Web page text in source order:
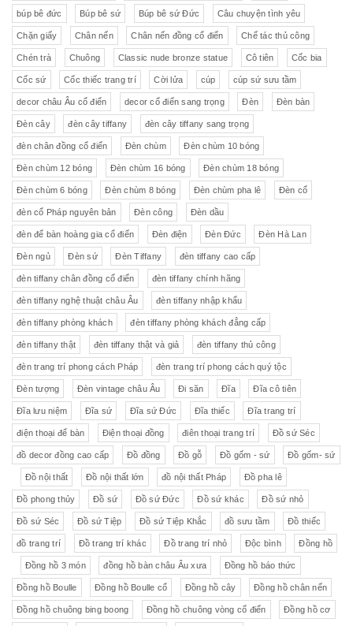
búp bê đức Búp bê sứ Búp bê sứ Đức Câu chuyện tình yêu
Chặn giấy Chân nến Chân nến đồng cổ điển Chế tác thủ công
Chén trà Chuông Classic nude bronze statue Cô tiên Cốc bia
Cốc sứ Cốc thiếc trang trí Cời lửa cúp cúp sứ sưu tầm
decor châu Âu cổ điển decor cổ điển sang trọng Đèn Đèn bàn
Đèn cây đèn cây tiffany đèn cây tiffany sang trọng
đèn chân đồng cổ điển Đèn chùm Đèn chùm 10 bóng
Đèn chùm 12 bóng Đèn chùm 16 bóng Đèn chùm 18 bóng
Đèn chùm 6 bóng Đèn chùm 8 bóng Đèn chùm pha lê Đèn cổ
đèn cổ Pháp nguyên bản Đèn công Đèn dầu
đèn để bàn hoàng gia cổ điển Đèn điện Đèn Đức Đèn Hà Lan
Đèn ngủ Đèn sứ Đèn Tiffany đèn tiffany cao cấp
đèn tiffany chân đồng cổ điển đèn tiffany chính hãng
đèn tiffany nghệ thuật châu Âu đèn tiffany nhập khẩu
đèn tiffany phòng khách đèn tiffany phòng khách đẳng cấp
đèn tiffany thật đèn tiffany thật và giả đèn tiffany thủ công
đèn trang trí phong cách Pháp đèn trang trí phong cách quý tộc
Đèn tượng Đèn vintage châu Âu Đi săn Đĩa Đĩa cô tiên
Đĩa lưu niệm Đĩa sứ Đĩa sứ Đức Đĩa thiếc Đĩa trang trí
điện thoại để bàn Điện thoại đồng điên thoại trang trí Đồ sứ Séc
đồ decor đồng cao cấp Đồ đồng Đồ gỗ Đồ gốm - sứ Đồ gốm- sứ
Đồ nội thất Đồ nội thất lớn đồ nội thất Pháp Đồ pha lê
Đồ phong thủy Đồ sứ Đồ sứ Đức Đồ sứ khác Đồ sứ nhỏ
Đồ sứ Séc Đồ sứ Tiệp Đồ sứ Tiệp Khắc đồ sưu tầm Đồ thiếc
đồ trang trí Đồ trang trí khác Đồ trang trí nhỏ Độc bình Đồng hồ
Đồng hồ 3 món đồng hồ bàn châu Âu xưa Đồng hồ báo thức
Đồng hồ Boulle Đồng hồ Boulle cổ Đồng hồ cây Đồng hồ chân nến
Đồng hồ chuông bing boong Đồng hồ chuông vòng cổ điển Đồng hồ cơ